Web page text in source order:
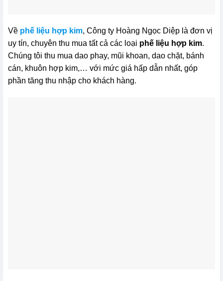
Về phế liệu hợp kim, Công ty Hoàng Ngọc Diệp là đơn vị
uy tín, chuyên thu mua tất cả các loại phế liệu hợp kim.
Chúng tôi thu mua dao phay, mũi khoan, dao chặt, bánh
cán, khuôn hợp kim,… với mức giá hấp dẫn nhất, góp
phần tăng thu nhập cho khách hàng.